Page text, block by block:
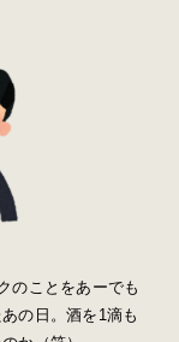
のことをあーでも
の日。酒を1滴も